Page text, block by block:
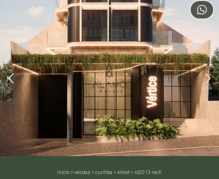
início > vendas > curitiba > kitnet > st0013-rech